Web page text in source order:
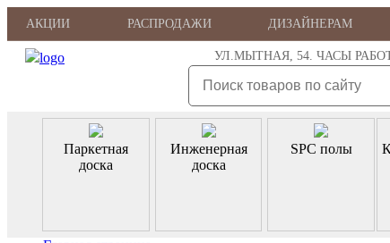
АКЦИИ РАСПРОДАЖИ ДИЗАЙНЕРАМ
УЛ.МЫТНАЯ, 54. ЧАСЫ
Паркетная
доска
Инженерная
доска
SPC полы